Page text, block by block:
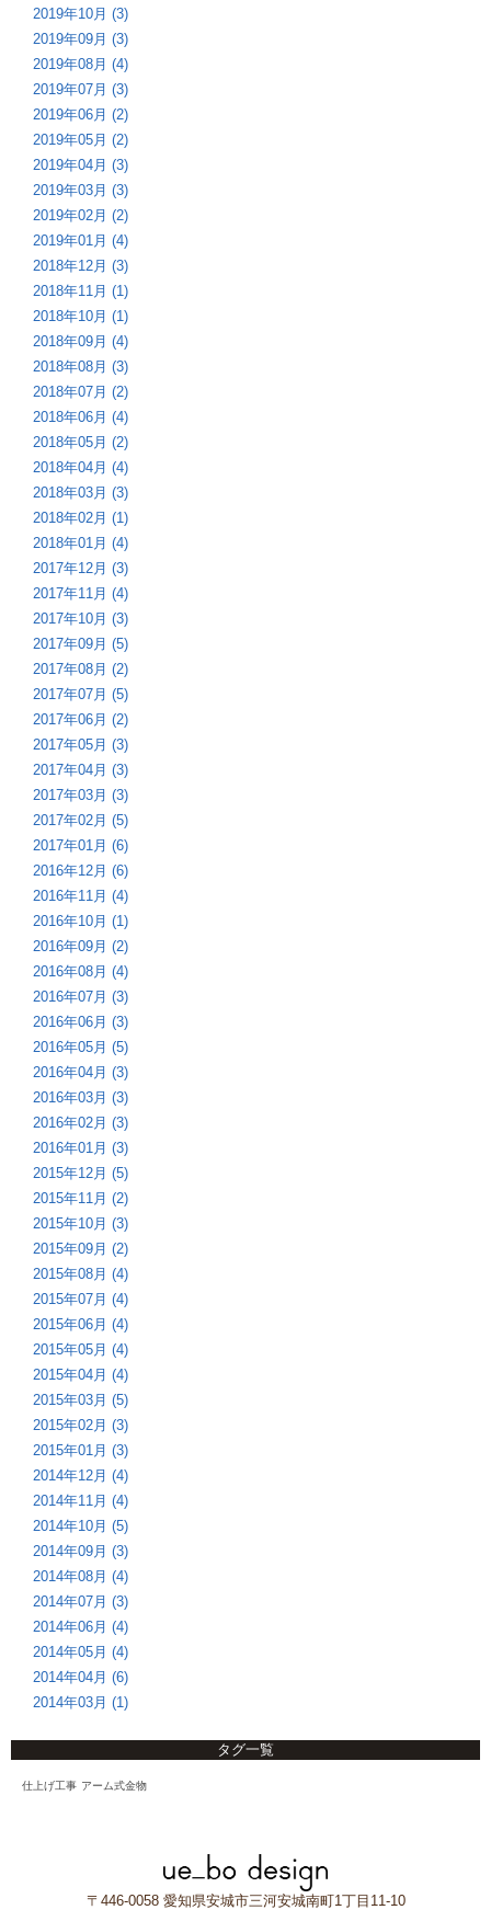
2019年10月 (3)
2019年09月 (3)
2019年08月 (4)
2019年07月 (3)
2019年06月 (2)
2019年05月 (2)
2019年04月 (3)
2019年03月 (3)
2019年02月 (2)
2019年01月 (4)
2018年12月 (3)
2018年11月 (1)
2018年10月 (1)
2018年09月 (4)
2018年08月 (3)
2018年07月 (2)
2018年06月 (4)
2018年05月 (2)
2018年04月 (4)
2018年03月 (3)
2018年02月 (1)
2018年01月 (4)
2017年12月 (3)
2017年11月 (4)
2017年10月 (3)
2017年09月 (5)
2017年08月 (2)
2017年07月 (5)
2017年06月 (2)
2017年05月 (3)
2017年04月 (3)
2017年03月 (3)
2017年02月 (5)
2017年01月 (6)
2016年12月 (6)
2016年11月 (4)
2016年10月 (1)
2016年09月 (2)
2016年08月 (4)
2016年07月 (3)
2016年06月 (3)
2016年05月 (5)
2016年04月 (3)
2016年03月 (3)
2016年02月 (3)
2016年01月 (3)
2015年12月 (5)
2015年11月 (2)
2015年10月 (3)
2015年09月 (2)
2015年08月 (4)
2015年07月 (4)
2015年06月 (4)
2015年05月 (4)
2015年04月 (4)
2015年03月 (5)
2015年02月 (3)
2015年01月 (3)
2014年12月 (4)
2014年11月 (4)
2014年10月 (5)
2014年09月 (3)
2014年08月 (4)
2014年07月 (3)
2014年06月 (4)
2014年05月 (4)
2014年04月 (6)
2014年03月 (1)
タグ一覧
仕上げ工事 アーム式金物
〒446-0058 愛知県安城市三河安城南町1丁目11-10